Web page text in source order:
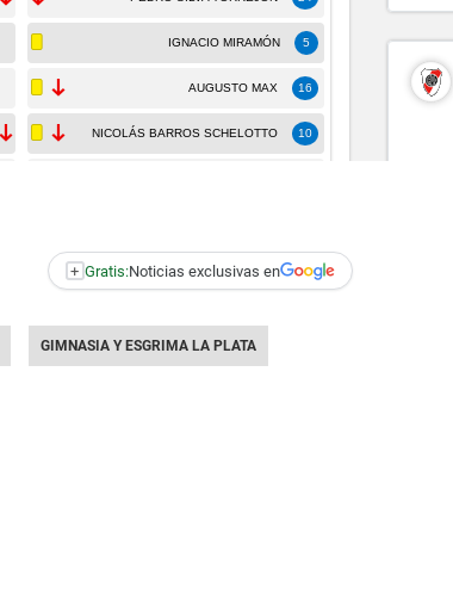
+ Gratis:Noticias exclusivas en
GIMNASIA Y ESGRIMA LA PLATA